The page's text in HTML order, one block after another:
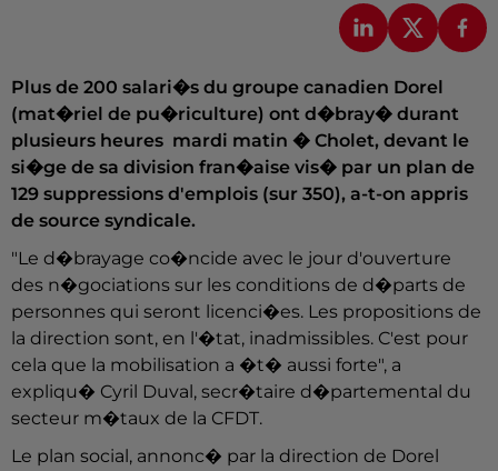
Plus de 200 salari�s du groupe canadien Dorel
(mat�riel de pu�riculture) ont d�bray� durant
plusieurs heures mardi matin � Cholet, devant le
si�ge de sa division fran�aise vis� par un plan de
129 suppressions d'emplois (sur 350), a-t-on appris
de source syndicale.
"Le d�brayage co�ncide avec le jour d'ouverture
des n�gociations sur les conditions de d�parts de
personnes qui seront licenci�es. Les propositions de
la direction sont, en l'�tat, inadmissibles. C'est pour
cela que la mobilisation a �t� aussi forte", a
expliqu� Cyril Duval, secr�taire d�partemental du
secteur m�taux de la CFDT.
Le plan social, annonc� par la direction de Dorel